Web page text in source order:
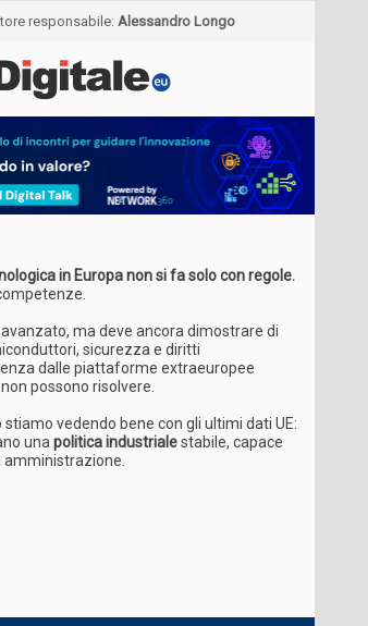
responsabile: Alessandro Longo
in Europa non si fa solo con regole.
avanzato, ma deve ancora dimostrare di
sicurezza e diritti
dalle piattaforme extraeuropee
possono risolvere.
vedendo bene con gli ultimi dati UE:
una politica industrialestabile, capace
amministrazione.